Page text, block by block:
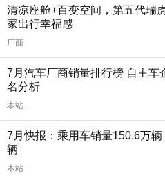
清凉座舱+百变空间，第五代瑞
家出行幸福感
厂商
7月汽车厂商销量排行榜 自主车
名分析
本站
7月快报：乘用车销量150.6万
辆
本站